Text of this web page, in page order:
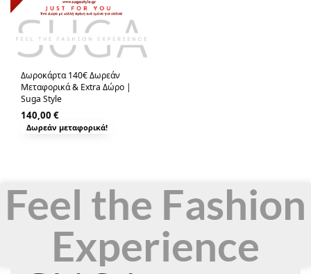
Δωροκάρτα 140€ Δωρεάν
Μεταφορικά & Extra Δώρο |
Suga Style
140,00 €
Δωρεάν μεταφορικά!
Feel the Fashion
Experience